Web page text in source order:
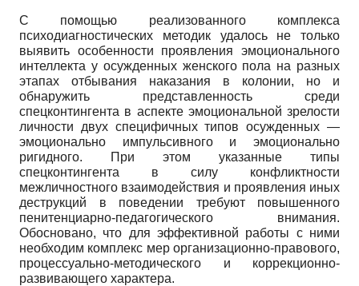
С помощью реализованного комплекса
психодиагностических методик удалось не только
выявить особенности проявления эмоционального
интеллекта у осужденных женского пола на разных
этапах отбывания наказания в колонии, но и
обнаружить представленность среди
спецконтингента в аспекте эмоциональной зрелости
личности двух специфичных типов осужденных —
эмоционально импульсивного и эмоционально
ригидного. При этом указанные типы
спецконтингента в силу конфликтности
межличностного взаимодействия и проявления иных
деструкций в поведении требуют повышенного
пенитенциарно-педагогического внимания.
Обосновано, что для эффективной работы с ними
необходим комплекс мер организационно-правового,
процессуально-методического и коррекционно-
развивающего характера.